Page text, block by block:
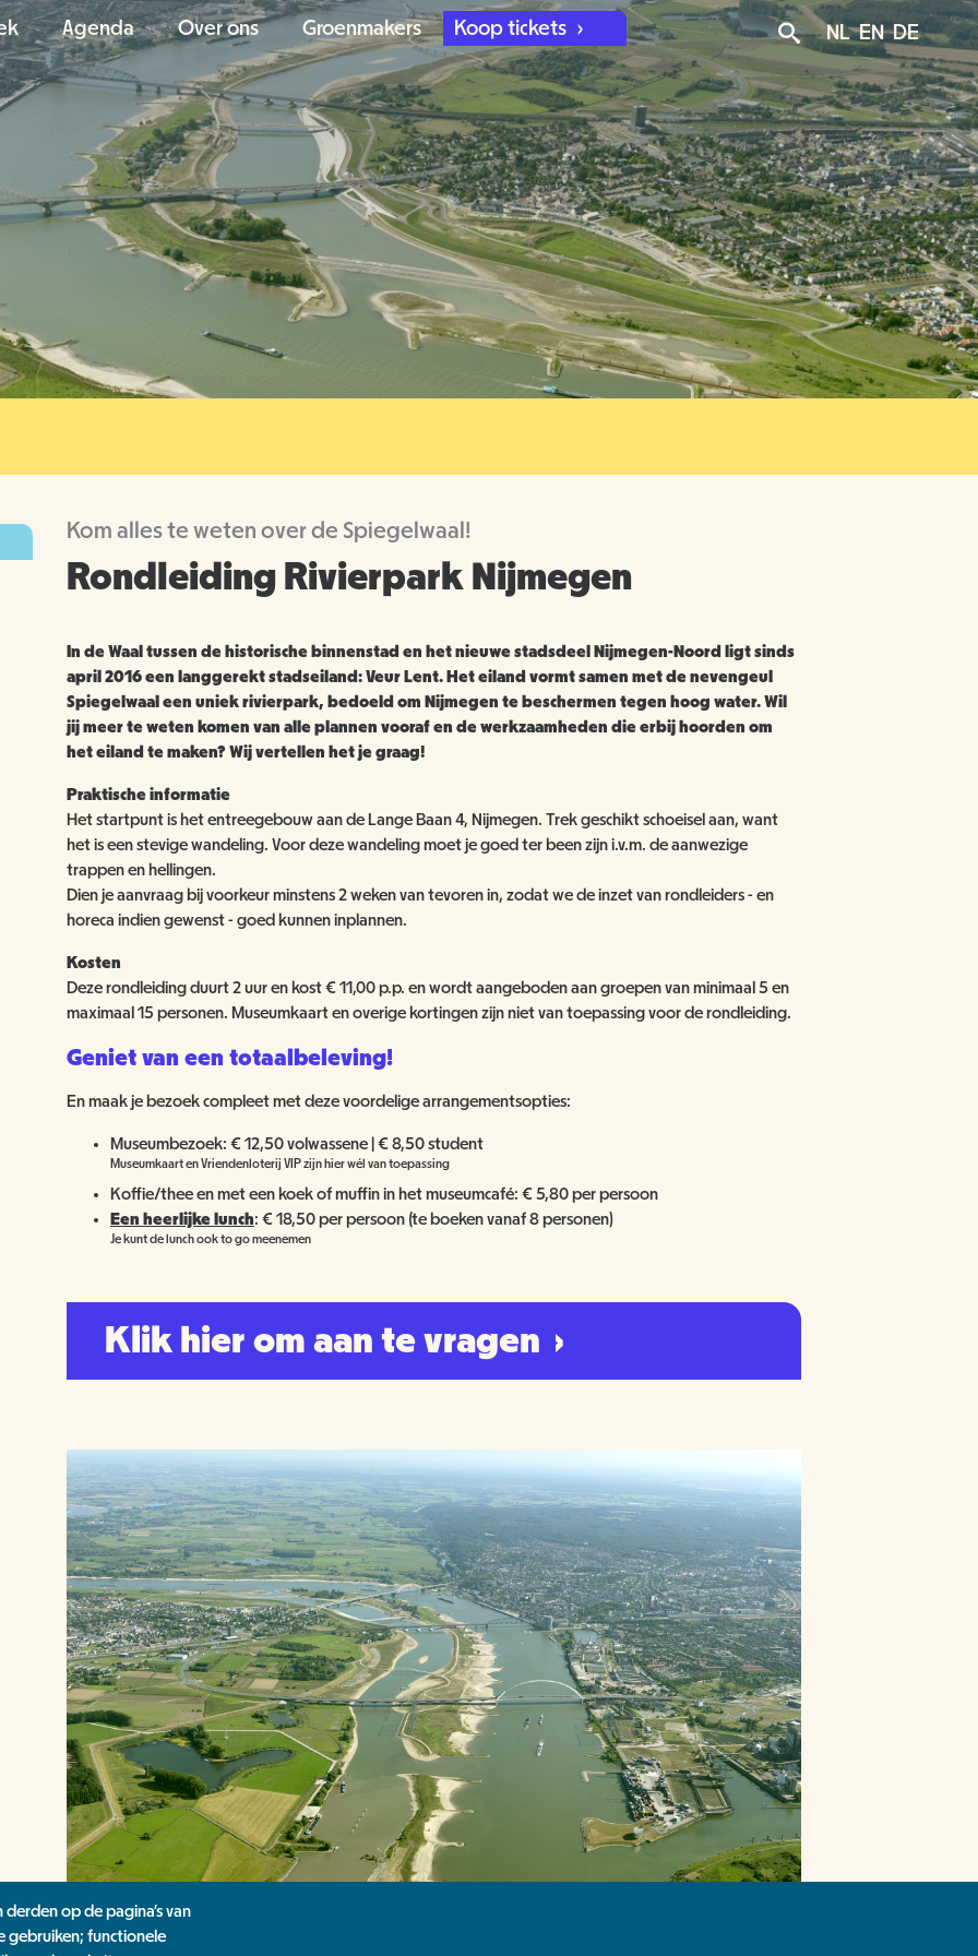
NL EN DE
derden op de pagina's van
gebruiken; functionele
Agenda Over ons Groenmakers Koop tickets
Kom alles te weten over de Spiegelwaal!
Rondleiding Rivierpark Nijmegen
In de Waal tussen de historische binnenstad en het nieuwe stadsdeel Nijmegen-Noord ligt sinds
april 2016 een langgerekt stadseiland: Veur Lent. Het eiland vormt samen met de nevengeul
Spiegelwaal een uniek rivierpark, bedoeld om Nijmegen te beschermen tegen hoog water. Wil
jij meer te weten komen van alle plannen vooraf en de werkzaamheden die erbij hoorden om
het eiland te maken? Wij vertellen het je graag!
Praktische informatie
Het startpunt is het entreegebouw aan de Lange Baan 4, Nijmegen. Trek geschikt schoeisel aan, want
het is een stevige wandeling. Voor deze wandeling moet je goed ter been zijn i.v.m. de aanwezige
trappen en hellingen.
Dien je aanvraag bij voorkeur minstens 2 weken van tevoren in, zodat we de inzet van rondleiders - en
horeca indien gewenst - goed kunnen inplannen.
Kosten
Deze rondleiding duurt 2 uur en kost € 11,00 p.p. en wordt aangeboden aan groepen vanminimaal 5 en
maximaal 15 personen. Museumkaart en overige kortingen zijn niet van toepassing voor de rondleiding.
Geniet van een totaalbeleving!
En maak je bezoek compleet met deze voordelige arrangementsopties:
Museumbezoek: € 12,50 volwassene | € 8,50 student
Museumkaart en Vriendenloterij VIP zijn hier wél van toepassing
Koffie/thee en met een koek of muffin in het museumcafé: € 5,80 per persoon
Een heerlijke lunch: € 18,50 per persoon (te boeken vanaf 8 personen)
Je kunt de lunch ook to go meenemen
Klik hier om aan te vragen